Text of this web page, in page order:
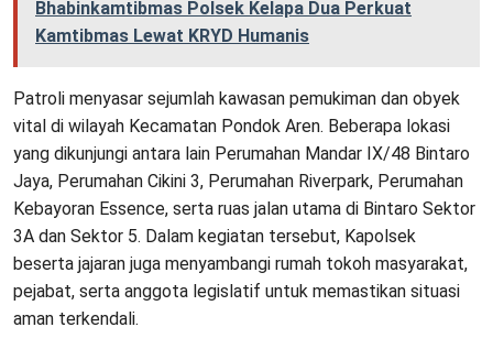
Bhabinkamtibmas Polsek Kelapa Dua Perkuat
Kamtibmas Lewat KRYD Humanis
Patroli menyasar sejumlah kawasan pemukiman dan obyek
vital di wilayah Kecamatan Pondok Aren. Beberapa lokasi
yang dikunjungi antara lain Perumahan Mandar IX/48 Bintaro
Jaya, Perumahan Cikini 3, Perumahan Riverpark, Perumahan
Kebayoran Essence, serta ruas jalan utama di Bintaro Sektor
3A dan Sektor 5. Dalam kegiatan tersebut, Kapolsek
beserta jajaran juga menyambangi rumah tokoh masyarakat,
pejabat, serta anggota legislatif untuk memastikan situasi
aman terkendali.